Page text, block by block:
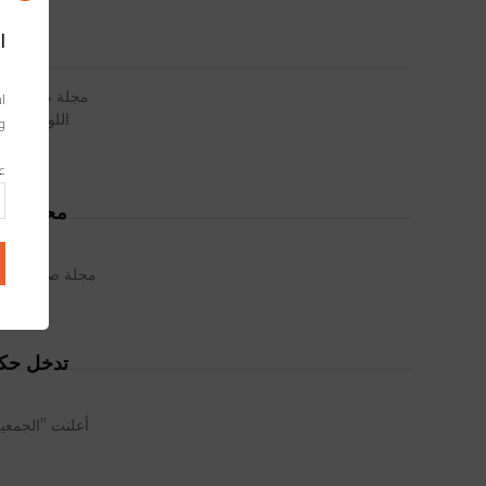
اللوجستي
محمد
مجلة صناعة
تدخل